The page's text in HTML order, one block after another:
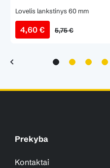
Lovelis lankstinys 60 mm
4,60 € 5,75 €
Prekyba
Kontaktai